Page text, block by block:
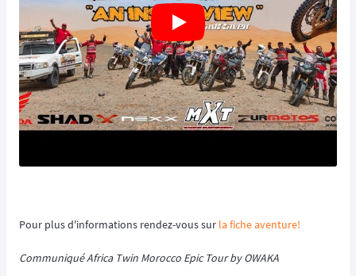
Pour plus d'informations rendez-vous sur la fiche aventure!
Communiqué Africa Twin Morocco Epic Tour by OWAKA